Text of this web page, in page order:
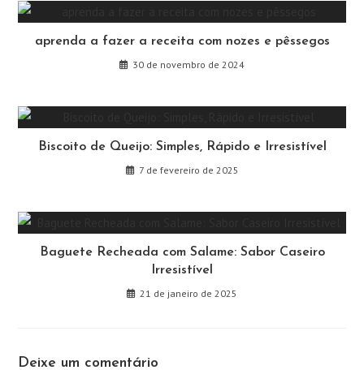
aprenda a fazer a receita com nozes e pêssegos
30 de novembro de 2024
Biscoito de Queijo: Simples, Rápido e Irresistível
7 de fevereiro de 2025
Baguete Recheada com Salame: Sabor Caseiro
Irresistível
21 de janeiro de 2025
Deixe um comentário